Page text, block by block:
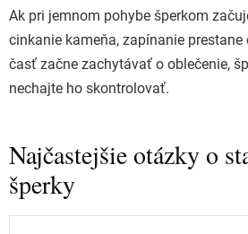
Ak pri jemnom pohybe šperkom
cinkanie kameňa, zapínanie
časť začne zachytávať o oblečenie,
nechajte ho skontrolovať.
Najčastejšie otázky o
šperky